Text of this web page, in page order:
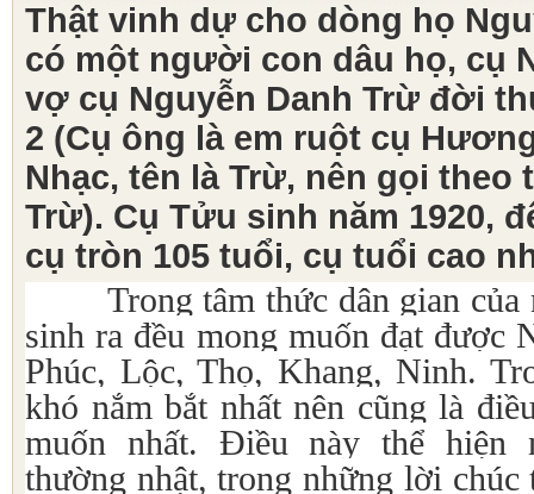
Thật vinh dự cho dòng họ
có một người con dâu họ, cụ
vợ cụ Nguyễn Danh Trừ đời
2 (Cụ ông là em ruột cụ
Nhạc, tên là Trừ, nên gọi theo
Trừ). Cụ Tửu sinh năm 1920,
cụ tròn 105 tuổi, cụ tuổi cao
Trong tâm thức dân gian của
sinh ra đều mong muốn đạt được
Phúc, Lộc, Thọ, Khang, Ninh.
khó nắm bắt nhất nên cũng là
muốn nhất. Điều này thể hiện
thường nhật, trong những lời